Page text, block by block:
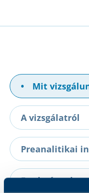
• Mit
A vizsgálatról
Preanalitikai
Eredmények